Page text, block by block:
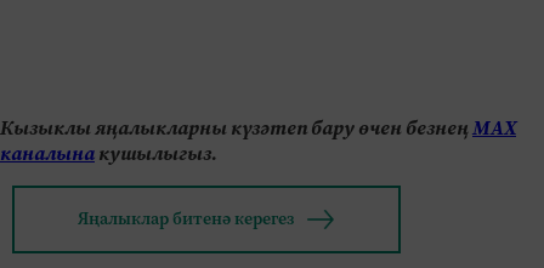
Кызыклы яңалыкларны күзәтеп бару өчен безнеңМАХ
каналынакушылыгыз.
Яңалыклар битенә керегез